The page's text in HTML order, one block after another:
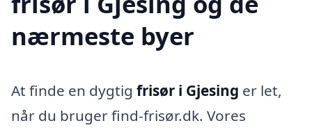
nærmeste byer
At finde en dygtig frisør i Gjesing er let,
når du bruger find-frisør.dk. Vores